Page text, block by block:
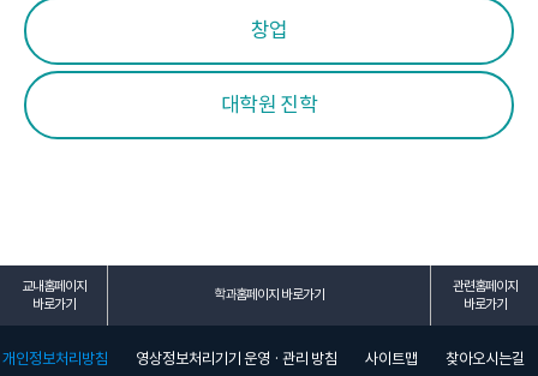
창업
대학원 진학
교내홈페이지
바로가기
학과홈페이지 바로가기
관련홈페이지
바로가기
개인정보처리방침 영상정보처리기기 운영 · 관리 방침 사이트맵 찾아오시는길